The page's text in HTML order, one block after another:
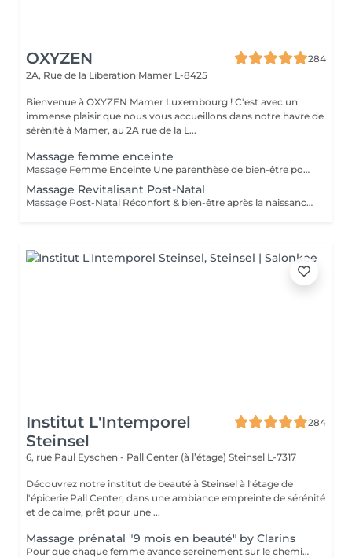
OXYZEN
284
2A, Rue de la Liberation Mamer L-8425
Bienvenue à OXYZEN Mamer Luxembourg ! C'est avec un
immense plaisir que nous vous accueillons dans notre havre de
sérénité à Mamer, au 2A rue de la L...
Massage femme enceinte
Massage Femme Enceinte Une parenthèse de bien-être pour vous et votre bébé La grossesse est une étape unique et extraordinaire, mais aussi exigeante pour le corps et l'esprit. Notre Massage Femme Enceinte a été spécialement conçu pour accompagner les futures mamans en douceur, en apportant détente, vitalité et sérénité, tout en respectant vos besoins et ceux de votre bébé. Les bienfaits du Massage Femme Enceinte -Redonne de l'énergie : soulage la fatigue et procure un regain de vitalité. -Apaise tensions et inconforts : réduit les douleurs musculaires et articulaires liées à la grossesse. -Adoucit et assouplit la peau : favorise l'hydratation et aide à prévenir l'apparition de vergetures. -Renforce le lien avec bébé : un moment privilégié pour ressentir une profonde connexion émotionnelle. -Prépare à un accouchement harmonieux : en diminuant le stress et en relâchant les tensions musculaires. Chaque séance est réalisée par des praticiens expérimentés, formés pour garantir une expérience sécurisée, adaptée et profondément apaisante. Tout est pensé pour que vous puissiez vous évader du quotidien et savourer ce moment de douceur, rien que pour vous et votre bébé. Ce soin est conseillé à partir du 2 trimestre de grossesse. Déconseillé en cas de contre-indication médicale (demandez toujours l'avis de votre médecin). Avertissement : Nos massages sont exclusivement dédiés au bien-être et à la relaxation. Ils ne remplacent pas un suivi médical et ne relèvent pas de la kinésithérapie.
Massage Revitalisant Post-Natal
Massage Post-Natal Réconfort & bien-être après la naissance La période post-natale est un moment unique dans la vie d'une femme. Après l'accouchement, il est essentiel de prendre soin de soi pour retrouver son équilibre et son énergie. Notre Massage Post-Natal a été conçu pour vous offrir un moment de profonde détente, de réconfort et d'accompagnement dans cette nouvelle étape de vie. Les bienfaits du Massage Post-Natal -Retrouver son équilibre : aide le corps à récupérer plus rapidement et à retrouver son harmonie naturelle. -Remodeler la silhouette : accompagne en douceur la réappropriation du corps après la grossesse. -Stimuler la vitalité : combat la fatigue et redonne énergie et dynamisme. -Soulager les jambes lourdes et les tensions musculaires : procure un apaisement immédiat grâce à des gestes adaptés. -Favoriser l'élimination des toxines : soutient le processus naturel de purification de l'organisme. Après avoir donné la vie, offrez-vous ce précieux moment de bien-être. Cédric veille à ce que chaque séance soit une expérience sécurisée, apaisante et entièrement dédiée à votre récupération. Découvrez également nos cartes forfaits pour prolonger ces instants de douceur et de ressourcement. Ce soin est déconseillé en cas de contre-indication médicale (demandez toujours l'avis de votre médecin). Avertissement : Nos massages sont exclusivement dédiés au bien-être et à la relaxation. Ils ne remplacent pas un suivi médical et ne relèvent pas de la kinésithérapie.
Institut L'Intemporel
Steinsel
284
6, rue Paul Eyschen - Pall Center (à l’étage) Steinsel L-7317
Découvrez notre institut de beauté à Steinsel à l'étage de
l'épicerie Pall Center, dans une ambiance empreinte de sérénité
et de calme, prêt pour une ...
Massage prénatal "9 mois en beauté" by Clarins
Pour que chaque femme avance sereinement sur le chemin de la maternité, Clarins a mis au point un Soin cocooning qui décontracte les tensions, allège les jambes, améliore l'élasticité de la peau et aide à prévenir les marques de grossesse.